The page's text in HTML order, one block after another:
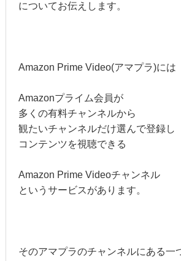
についてお伝えします。
Amazon Prime Video(アマプラ)には
Amazonプライム会員が
多くの有料チャンネルから
観たいチャンネルだけ選んで登録し
コンテンツを視聴できる
Amazon Prime Videoチャンネル
というサービスがあります。
そのアマプラのチャンネルにある一